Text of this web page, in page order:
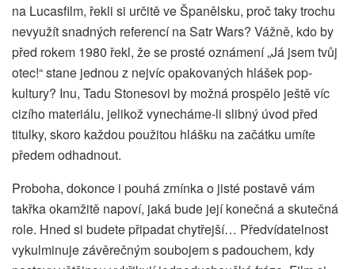
na Lucasfilm, řekli si určitě ve Španělsku, proč taky trochu
nevyužít snadných referencí na Satr Wars? Vážně, kdo by
před rokem 1980 řekl, že se prosté oznámení „Já jsem tvůj
otec!“ stane jednou z nejvíc opakovaných hlášek pop-
kultury? Inu, Tadu Stonesovi by možná prospělo ještě víc
cizího materiálu, jelikož vynecháme-li slibný úvod před
titulky, skoro každou použitou hlášku na začátku umíte
předem odhadnout.
Proboha, dokonce i pouhá zmínka o jisté postavě vám
takřka okamžitě napoví, jaká bude její konečná a skutečná
role. Hned si budete připadat chytřejší… Předvídatelnost
vykulminuje závěrečným soubojem s padouchem, kdy